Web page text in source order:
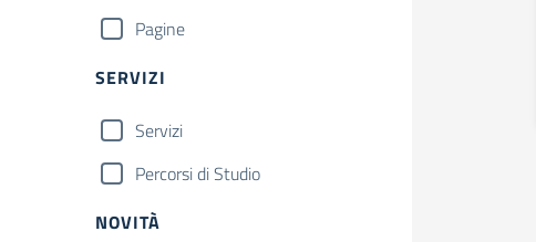
Pagine
SERVIZI
Servizi
Percorsi di Studio
NOVITÀ